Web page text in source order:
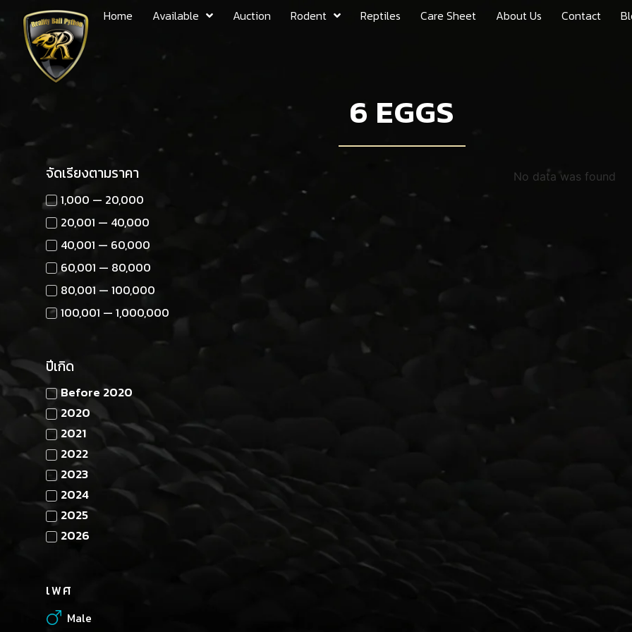
Home Available Auction Rodent Reptiles Care Sheet About Us Contact
6 EGGS
จัดเรียงตามราคา
1,000 — 20,000
20,001 — 40,000
40,001 — 60,000
60,001 — 80,000
80,001 — 100,000
100,001 — 1,000,000
ปีเกิด
Before 2020
2020
2021
2022
2023
2024
2025
2026
เพศ
Male
No data was found